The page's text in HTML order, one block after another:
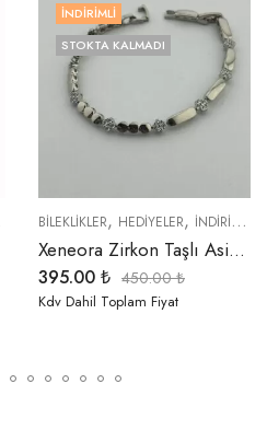
,İNDIRIMLI ÜRÜNLER,ÖZEL SERİLER
İNDIRIMLI
STOKTA KALMADI
BİLEKLİKLER, HEDIYELER, İNDIRIMLI ÜRÜNLER
Xeneora Zirkon Taşlı Asimetrik Bileklik
395.00 ₺ 450.00₺
Kdv Dahil Toplam Fiyat